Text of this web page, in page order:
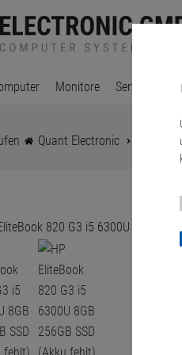
Monitore Server &
Quant Electronic HP